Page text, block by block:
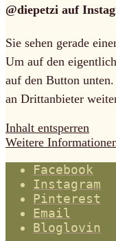
@diepetzi auf
Sie sehen gerade
Um auf den
auf den Button
an Drittanbieter
Inhalt entsperren
Weitere
Facebook
Instagram
Pinterest
Email
Bloglovin